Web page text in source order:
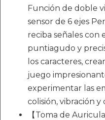
Función de doble
sensor de 6 ejes
reciba señales con
puntiagudo y
los caracteres,
juego
experimentar las
colisión, vibración
【Toma de